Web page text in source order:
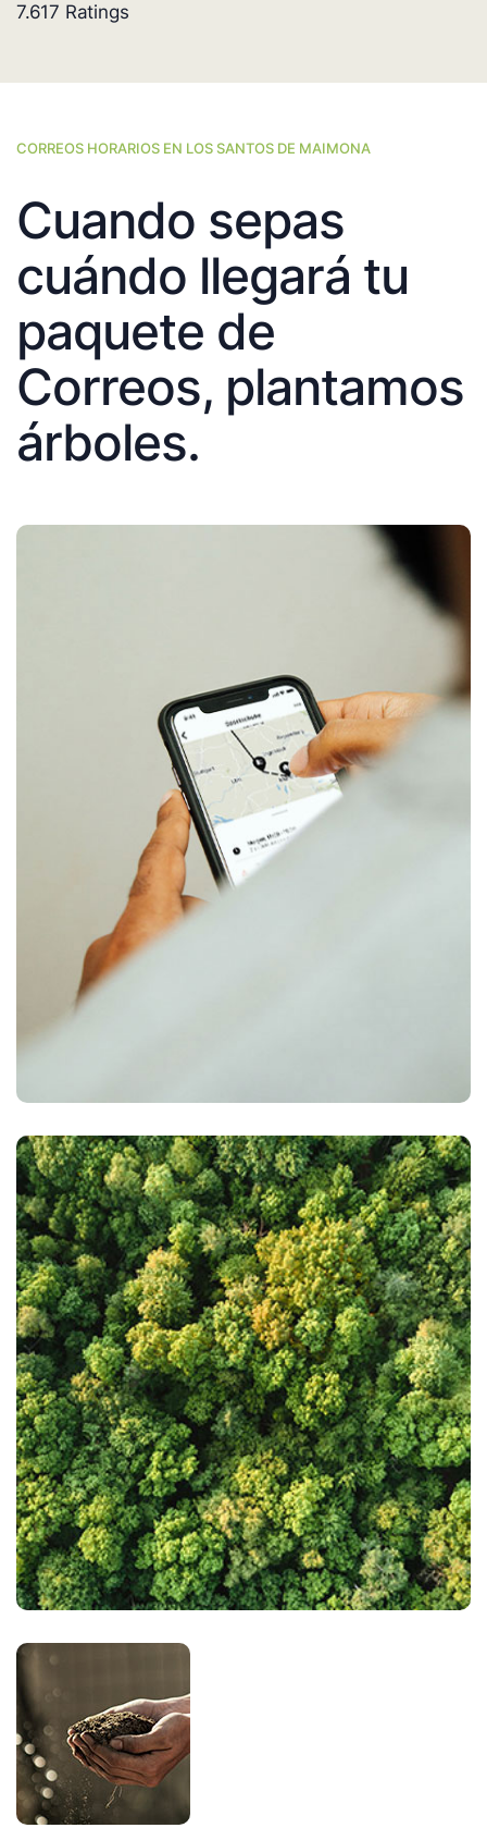
7.617 Ratings
CORREOS HORARIOS EN LOS SANTOS DE MAIMONA
Cuando sepas
cuándo llegará tu
paquete de
Correos, plantamos
árboles.